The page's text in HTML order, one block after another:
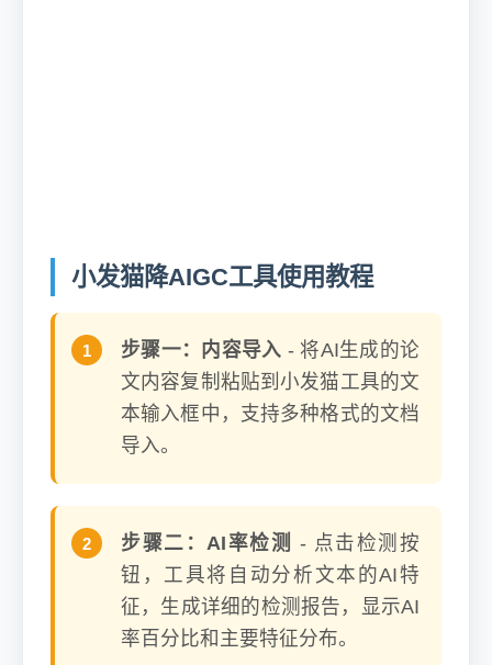
小发猫降AIGC工具使用教程
步骤一：内容导入 - 将AI生成的论
文内容复制粘贴到小发猫工具的文
本输入框中，支持多种格式的文档
导入。
步骤二：AI率检测 - 点击检测按
钮，工具将自动分析文本的AI特
征，生成详细的检测报告，显示AI
率百分比和主要特征分布。